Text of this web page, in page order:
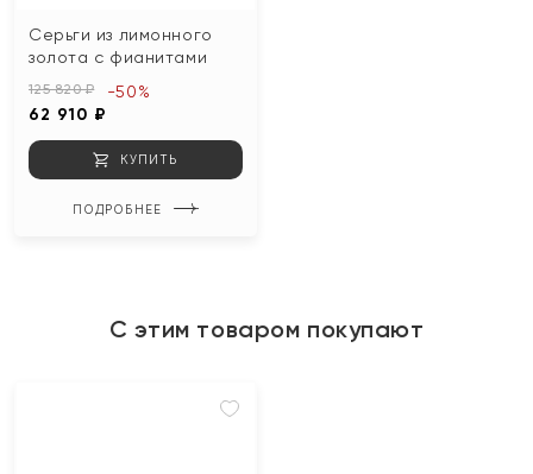
Серьги из лимонного
золота с фианитами
125 820 ₽
62 910 ₽
-50%
КУПИТЬ
ПОДРОБНЕЕ
С этим товаром покупают